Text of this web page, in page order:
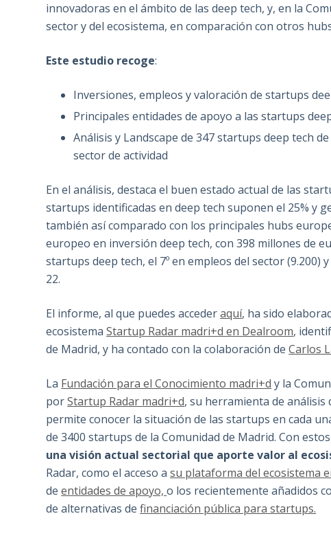
innovadoras en el ámbito de las deep tech, y, en la
sector y del ecosistema, en comparación con otros
Este estudio recoge:
Inversiones, empleos y valoración de startups
Principales entidades de apoyo a las startups
Análisis y Landscape de 347 startups deep tech
sector de actividad
En el análisis, destaca el buen estado actual de las
startups identificadas en deep tech suponen el 25% y
también así comparado con los principales hubs
europeo en inversión deep tech, con 398 millones de
startups deep tech, el 7º en empleos del sector (9.200)
22.
El informe, al que puedes accederaquí, ha sido
ecosistemaStartup Radar madri+d en Dealroom,
de Madrid, y ha contado con la colaboración deCarlos
La Fundación para el Conocimiento madri+d y la
porStartup Radar madri+d, su herramienta de
permite conocer la situación de las startups en cada
de 3400 startups de la Comunidad de Madrid. Con estos
una visión actual sectorial que aporte valor al
Radar, como el acceso asu plataforma del ecosistema
deentidades de apoyo,o los recientemente añadidos
de alternativas definanciación pública para startups.